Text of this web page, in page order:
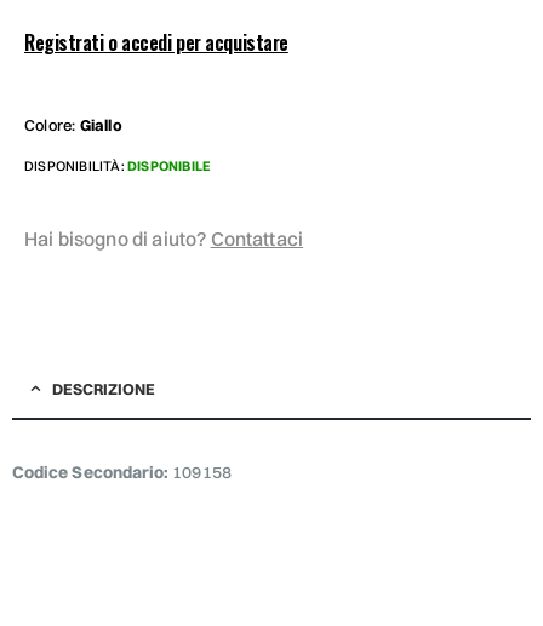
Registrati o accedi per acquistare
Colore: Giallo
DISPONIBILITÀ: DISPONIBILE
Hai bisogno di aiuto? Contattaci
DESCRIZIONE
Codice Secondario: 109158